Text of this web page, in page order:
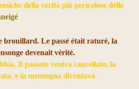
della verità più pericolose delle
brouillard. Le passé était raturé, la
devenait vérité.
Il passato veniva cancellato, la
e la menzogna diventava